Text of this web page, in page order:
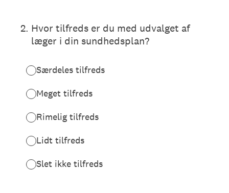
2. Hvor tilfreds er du med udvalget af
læger i din sundhedsplan?
Særdeles tilfreds
Meget tilfreds
Rimelig tilfreds
Lidt tilfreds
Slet ikke tilfreds